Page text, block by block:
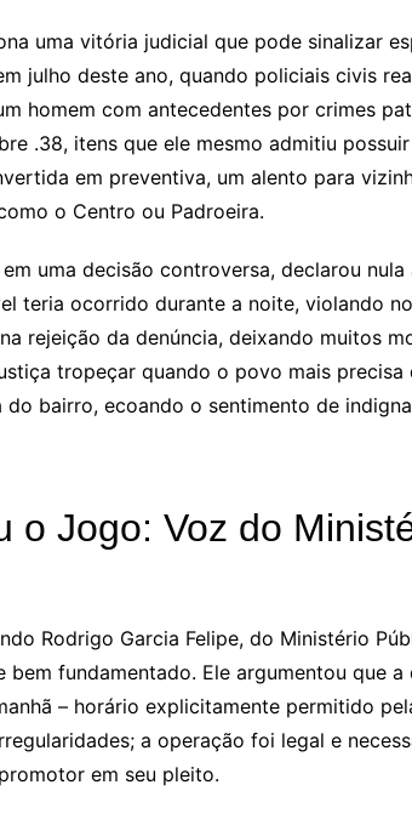
uma vitória judicial que pode sinalizar
julho deste ano, quando policiais civis
homem com antecedentes por crimes
.38, itens que ele mesmo admitiu
em preventiva, um alento para
o Centro ou Padroeira.
uma decisão controversa, declarou
teria ocorrido durante a noite, violando
rejeição da denúncia, deixando muitos
tropeçar quando o povo mais precisa
do bairro, ecoando o sentimento de
o Jogo: Voz do
Rodrigo Garcia Felipe, do Ministério
fundamentado. Ele argumentou que a
– horário explicitamente permitido
a operação foi legal e
em seu pleito.